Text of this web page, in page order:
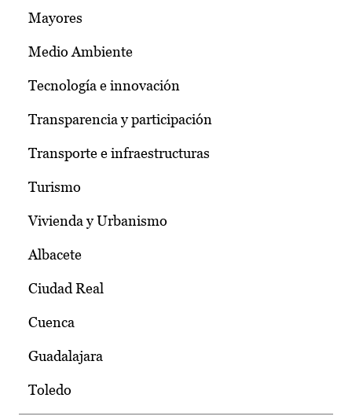
Mayores
Medio Ambiente
Tecnología e innovación
Transparencia y participación
Transporte e infraestructuras
Turismo
Vivienda y Urbanismo
Albacete
Ciudad Real
Cuenca
Guadalajara
Toledo